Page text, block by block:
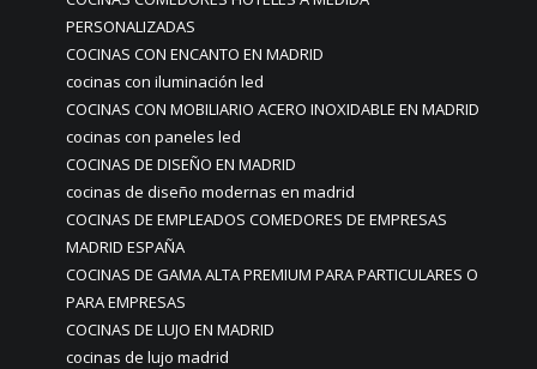
PERSONALIZADAS
COCINAS CON ENCANTO EN MADRID
cocinas con iluminación led
COCINAS CON MOBILIARIO ACERO INOXIDABLE EN MADRID
cocinas con paneles led
COCINAS DE DISEÑO EN MADRID
cocinas de diseño modernas en madrid
COCINAS DE EMPLEADOS COMEDORES DE EMPRESAS
MADRID ESPAÑA
COCINAS DE GAMA ALTA PREMIUM PARA PARTICULARES O
PARA EMPRESAS
COCINAS DE LUJO EN MADRID
cocinas de lujo madrid